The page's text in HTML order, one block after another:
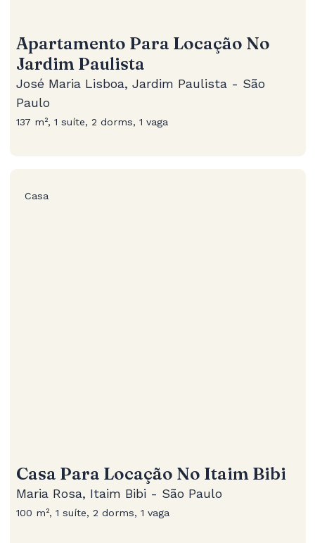
Apartamento Para Locação No
Jardim Paulista
José Maria Lisboa, Jardim Paulista - São
Paulo
137 m², 1 suíte, 2 dorms, 1 vaga
Casa
Casa Para Locação No Itaim Bibi
Maria Rosa, Itaim Bibi - São Paulo
100 m², 1 suíte, 2 dorms, 1 vaga